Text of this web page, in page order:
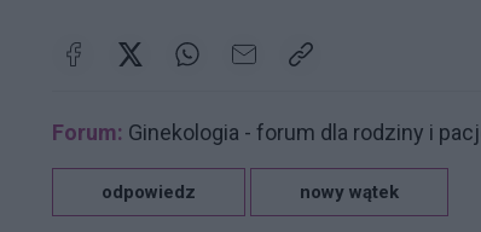
Forum: Ginekologia - forum dla rodziny i
odpowiedz nowy wątek